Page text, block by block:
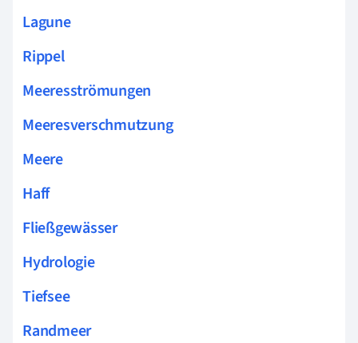
Lagune
Rippel
Meeresströmungen
Meeresverschmutzung
Meere
Haff
Fließgewässer
Hydrologie
Tiefsee
Randmeer